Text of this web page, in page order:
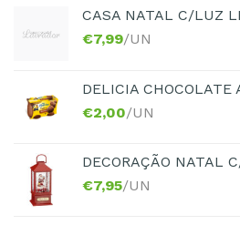
CASA NATAL C/LUZ
€7,99/UN
DELICIA CHOCOLATE
€2,00/UN
DECORAÇÃO NATAL
€7,95/UN